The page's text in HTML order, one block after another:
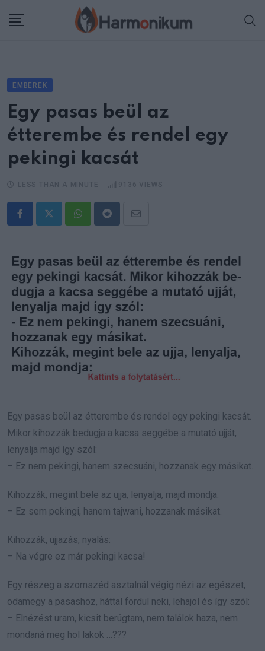
EMBEREK
Egy pasas beül az
étterembe és rendel egy
pekingi kacsát
WhatsappRedditShare
Egy pasas beül az étterembe és rendel egy pekingi kacsát.
Mikor kihozzák bedugja a kacsa seggébe a mutató ujját,
lenyalja majd így szól:
– Ez nem pekingi, hanem szecsuáni, hozzanak egy másikat.
Kihozzák, megint bele az ujja, lenyalja, majd mondja:
– Ez sem pekingi, hanem tajwani, hozzanak másikat.
Kihozzák, ujjazás, nyalás:
– Na végre ez már pekingi kacsa!
Egy részeg a szomszéd asztalnál végig nézi az egészet,
odamegy a pasashoz, háttal fordul neki, lehajol és így szól:
– Elnézést uram, kicsit berúgtam, nem találok haza, nem
mondaná meg hol lakok …???